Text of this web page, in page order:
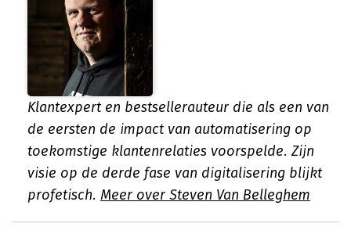
Klantexpert en bestsellerauteur die als een van
de eersten de impact van automatisering op
toekomstige klantenrelaties voorspelde. Zijn
visie op de derde fase van digitalisering blijkt
profetisch. Meer over Steven Van Belleghem